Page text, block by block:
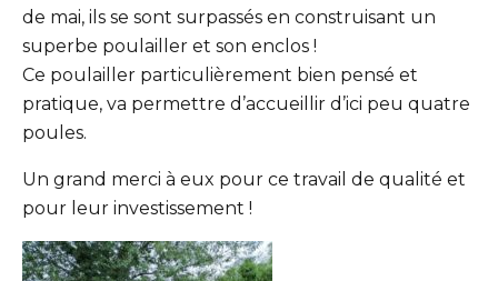
de mai, ils se sont surpassés en construisant un
superbe poulailler et son enclos !
Ce poulailler particulièrement bien pensé et
pratique, va permettre d’accueillir d’ici peu quatre
poules.
Un grand merci à eux pour ce travail de qualité et
pour leur investissement !